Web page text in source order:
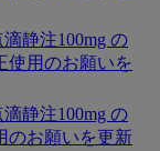
静注100mg の
使用のお願いを
静注100mg の
のお願いを更新